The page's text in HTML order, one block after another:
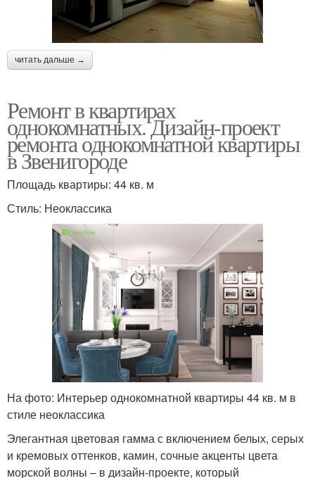
читать дальше →
Ремонт в квартирах
однокомнатных. Дизайн-проект
ремонта однокомнатной квартиры
в Звенигороде
Площадь квартиры: 44 кв. м
Стиль: Неоклассика
На фото: Интерьер однокомнатной квартиры 44 кв. м в
стиле неоклассика
Элегантная цветовая гамма с включением белых, серых
и кремовых оттенков, камин, сочные акценты цвета
морской волны – в дизайн-проекте, который